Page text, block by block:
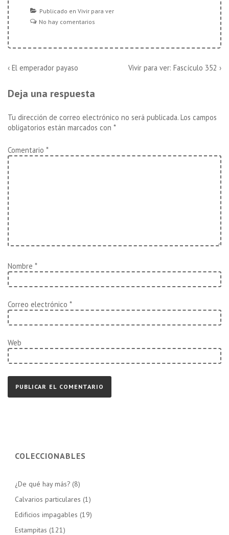
Publicado en Vivir para ver
No hay comentarios
Navegación
de
entradas
La
es
‹ El emperador payaso
La
Vivir para ver: Fascículo 352 ›
Deja una respuesta
Tu dirección de correo electrónico no será publicada. Los campos
obligatorios están marcados con *
Comentario *
Nombre *
Correo electrónico *
Web
COLECCIONABLES
¿De qué hay más? (8)
Calvarios particulares (1)
Edificios impagables (19)
Estampitas (121)